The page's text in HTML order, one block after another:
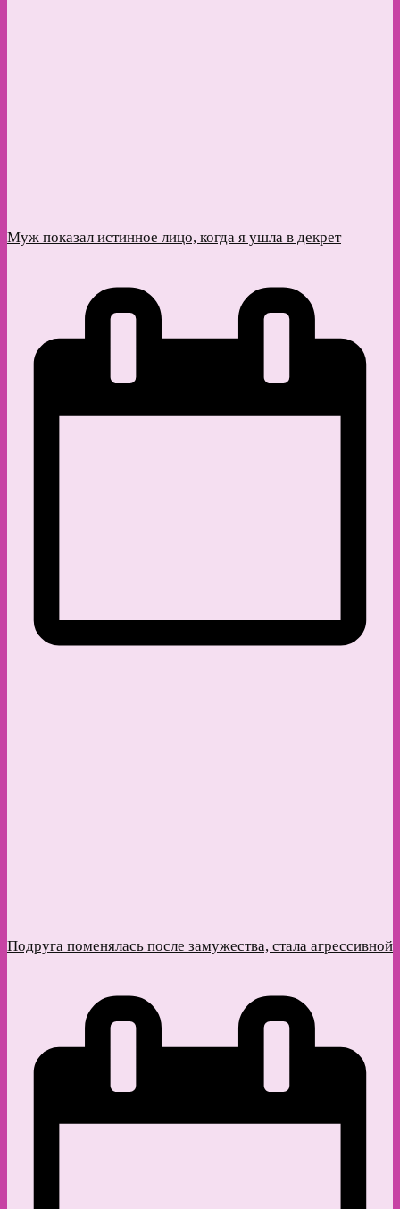
Муж показал истинное лицо, когда я ушла в декрет
Подруга поменялась после замужества, стала агрессивной